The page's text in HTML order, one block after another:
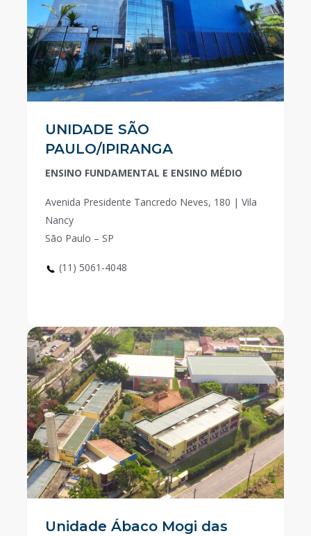
UNIDADE SÃO
PAULO/IPIRANGA
ENSINO FUNDAMENTAL E ENSINO MÉDIO
Avenida Presidente Tancredo Neves, 180 | Vila
Nancy
São Paulo – SP
(11) 5061-4048
Unidade Ábaco Mogi das